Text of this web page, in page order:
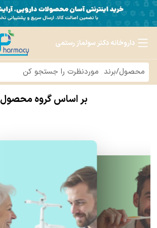
داروخانه دکتر سولماز رستمی
بر اساس گروه محصول